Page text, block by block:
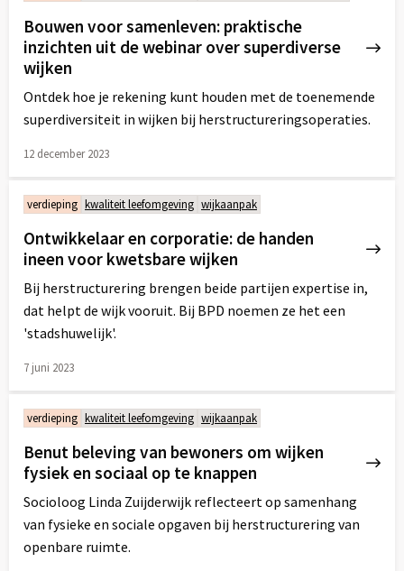
over
Bouwen voor samenleven: praktische
inzichten uit de webinar over superdiverse
wijken
Ontdek hoe je rekening kunt houden met de toenemende
superdiversiteit in wijken bij herstructureringsoperaties.
12 december 2023
meer
over
verdieping kwaliteit leefomgeving wijkaanpak
Ontwikkelaar en corporatie: de handen
ineen voor kwetsbare wijken
Bij herstructurering brengen beide partijen expertise in,
dat helpt de wijk vooruit. Bij BPD noemen ze het een
'stadshuwelijk'.
7 juni 2023
meer
over
verdieping kwaliteit leefomgeving wijkaanpak
Benut beleving van bewoners om wijken
fysiek en sociaal op te knappen
Socioloog Linda Zuijderwijk reflecteert op samenhang
van fysieke en sociale opgaven bij herstructurering van
openbare ruimte.